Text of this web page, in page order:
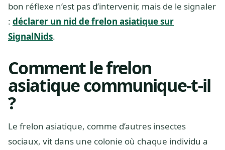
bon réflexe n’est pas d’intervenir, mais de le signaler
: déclarer un nid de frelon asiatique sur
SignalNids.
Comment le frelon
asiatique communique-t-il
?
Le frelon asiatique, comme d’autres insectes
sociaux, vit dans une colonie où chaque individu a